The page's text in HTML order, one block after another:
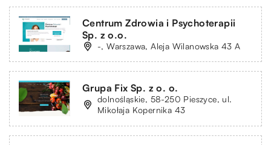
Centrum Zdrowia i Psychoterapii
Sp. z o.o.
-, Warszawa, Aleja Wilanowska 43 A
Grupa Fix Sp. z o. o.
dolnośląskie, 58-250 Pieszyce, ul.
Mikołaja Kopernika 43